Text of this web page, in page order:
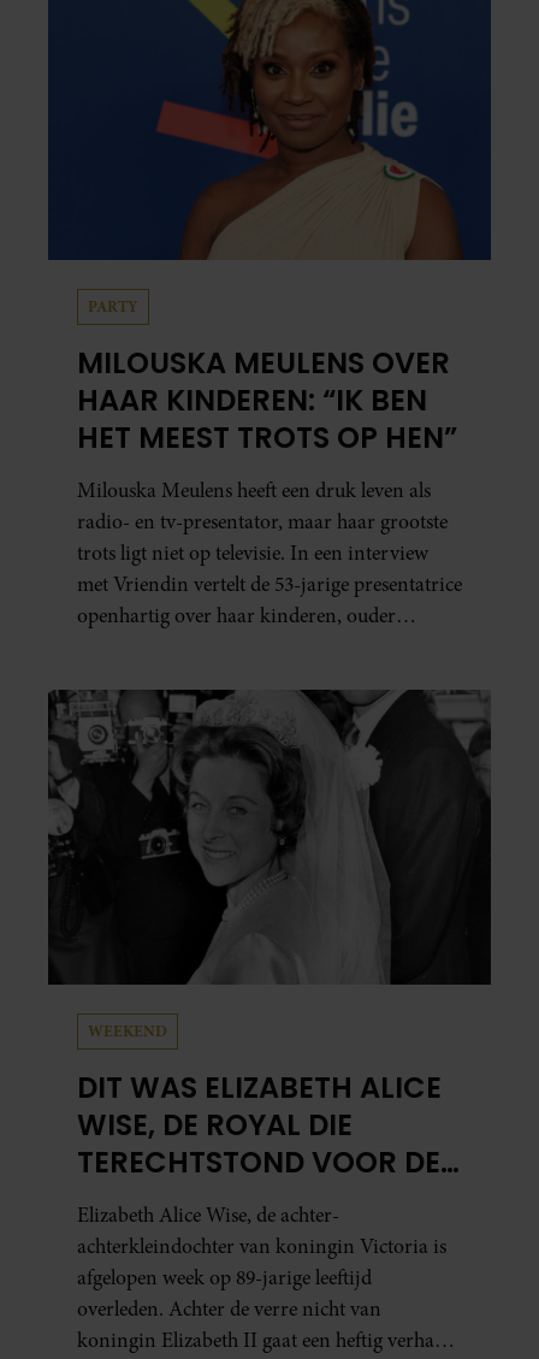
PARTY
MILOUSKA MEULENS OVER
HAAR KINDEREN: “IK BEN
HET MEEST TROTS OP HEN”
Milouska Meulens heeft een druk leven als
radio- en tv-presentator, maar haar grootste
trots ligt niet op televisie. In een interview
met Vriendin vertelt de 53-jarige presentatrice
openhartig over haar kinderen, ouder
welke levenslessen haar vandaag de dag het
meest bezighouden.
WEEKEND
DIT WAS ELIZABETH ALICE
WISE, DE ROYAL DIE
TERECHTSTOND VOOR DE
DOOD VAN HAAR BABY
Elizabeth Alice Wise, de achter-
achterkleindochter van koningin Victoria is
afgelopen week op 89-jarige leeftijd
overleden. Achter de verre nicht van
koningin Elizabeth II gaat een heftig verhaal